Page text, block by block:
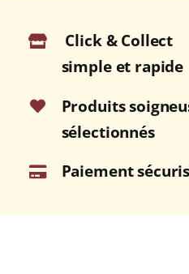
Click & Collect
simple et rapide
Produits
sélectionnés
Paiement